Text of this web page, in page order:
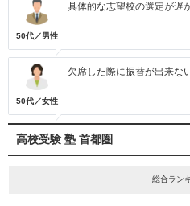
50代／男性
具体的な志望校の選定が遅
50代／女性
欠席した際に振替が出来ない
高校受験 塾 首都圏
総合ラン